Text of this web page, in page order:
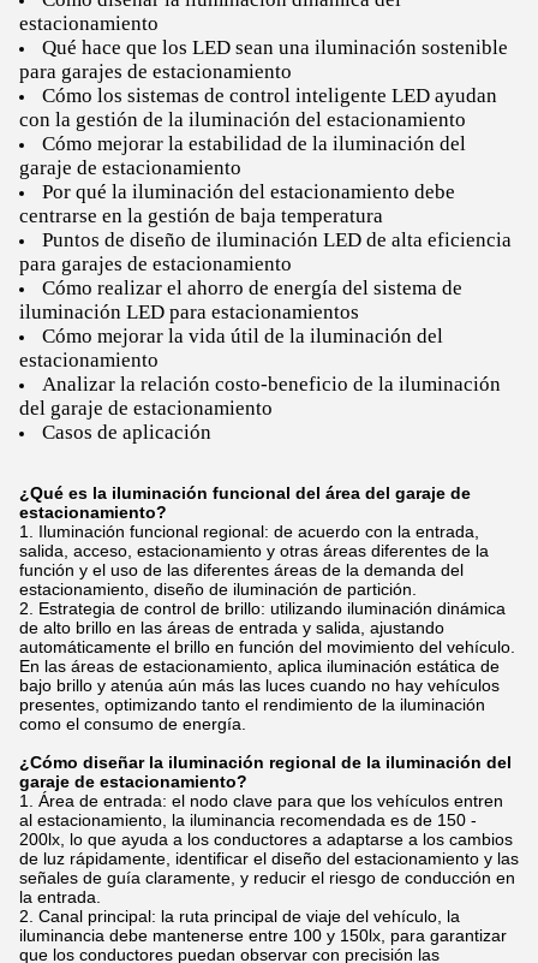
estacionamiento
Qué hace que los LED sean una iluminación sostenible
para garajes de estacionamiento
Cómo los sistemas de control inteligente LED ayudan
con la gestión de la iluminación del estacionamiento
Cómo mejorar la estabilidad de la iluminación del
garaje de estacionamiento
Por qué la iluminación del estacionamiento debe
centrarse en la gestión de baja temperatura
Puntos de diseño de iluminación LED de alta eficiencia
para garajes de estacionamiento
Cómo realizar el ahorro de energía del sistema de
iluminación LED para estacionamientos
Cómo mejorar la vida útil de la iluminación del
estacionamiento
Analizar la relación costo-beneficio de la iluminación
del garaje de estacionamiento
Casos de aplicación
¿Qué es la iluminación funcional del área del garaje de
estacionamiento?
Iluminación funcional regional: de acuerdo con la entrada,
salida, acceso, estacionamiento y otras áreas diferentes de la
función y el uso de las diferentes áreas de la demanda del
estacionamiento, diseño de iluminación de partición.
Estrategia de control de brillo: utilizando iluminación dinámica
de alto brillo en las áreas de entrada y salida, ajustando
automáticamente el brillo en función del movimiento del vehículo.
En las áreas de estacionamiento, aplica iluminación estática de
bajo brillo y atenúa aún más las luces cuando no hay vehículos
presentes, optimizando tanto el rendimiento de la iluminación
como el consumo de energía.
¿Cómo diseñar la iluminación regional de la iluminación del
garaje de estacionamiento?
Área de entrada: el nodo clave para que los vehículos entren
al estacionamiento, la iluminancia recomendada es de 150 -
200lx, lo que ayuda a los conductores a adaptarse a los cambios
de luz rápidamente, identificar el diseño del estacionamiento y las
señales de guía claramente, y reducir el riesgo de conducción en
la entrada.
Canal principal: la ruta principal de viaje del vehículo, la
iluminancia debe mantenerse entre 100 y 150lx, para garantizar
que los conductores puedan observar con precisión las